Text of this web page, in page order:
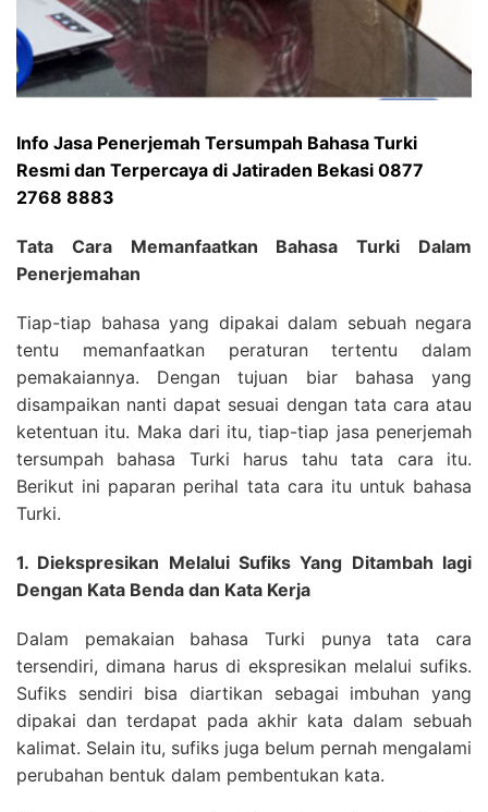
Info Jasa Penerjemah Tersumpah Bahasa Turki
Resmi dan Terpercaya di Jatiraden Bekasi 0877
2768 8883
Tata Cara Memanfaatkan Bahasa Turki Dalam
Penerjemahan
Tiap-tiap bahasa yang dipakai dalam sebuah negara
tentu memanfaatkan peraturan tertentu dalam
pemakaiannya. Dengan tujuan biar bahasa yang
disampaikan nanti dapat sesuai dengan tata cara atau
ketentuan itu. Maka dari itu, tiap-tiap jasa penerjemah
tersumpah bahasa Turki harus tahu tata cara itu.
Berikut ini paparan perihal tata cara itu untuk bahasa
Turki.
1. Diekspresikan Melalui Sufiks Yang Ditambah lagi
Dengan Kata Benda dan Kata Kerja
Dalam pemakaian bahasa Turki punya tata cara
tersendiri, dimana harus di ekspresikan melalui sufiks.
Sufiks sendiri bisa diartikan sebagai imbuhan yang
dipakai dan terdapat pada akhir kata dalam sebuah
kalimat. Selain itu, sufiks juga belum pernah mengalami
perubahan bentuk dalam pembentukan kata.